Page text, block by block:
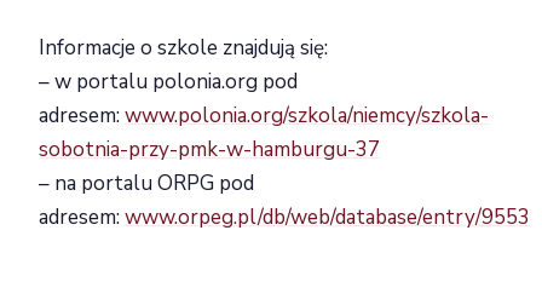
Informacje o szkole znajdują się:
– w portalu polonia.org pod
adresem:www.polonia.org/szkola/niemcy/szkola-
sobotnia-przy-pmk-w-hamburgu-37
– na portalu ORPG pod
adresem:www.orpeg.pl/db/web/database/entry/9553